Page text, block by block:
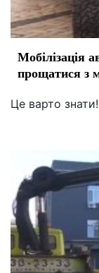
Мобілізація
прощатися з
Це варто знати!